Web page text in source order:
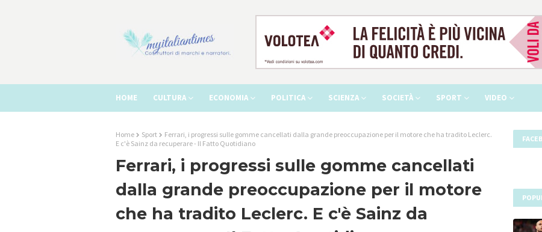
HOME CULTURA ECONOMIA POLITICA SCIENZA SOCIETÀ SPORT VIDEO
Home Sport
Ferrari, i progressi sulle gomme cancellati dalla grande preoccupazione per il motore che ha tradito Leclerc.
E c'è Sainz da recuperare - Il Fatto Quotidiano
Ferrari, i progressi sulle gomme cancellati
dalla grande preoccupazione per il motore
che ha tradito Leclerc. E c'è Sainz da